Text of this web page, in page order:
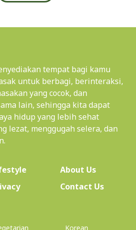
tempat bagi kamu
untuk berbagi, berinteraksi,
yang cocok, dan
lain, sehingga kita dapat
hidup yang lebih sehat
lezat, menggugah selera, dan
About Us(current)
Contact Us
Korean